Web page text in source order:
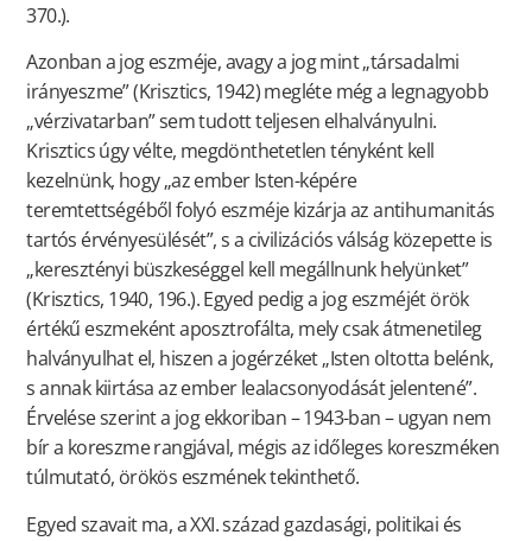
370.).
Azonban a jog eszméje, avagy a jog mint „társadalmi
irányeszme” (Krisztics, 1942) megléte még a legnagyobb
„vérzivatarban” sem tudott teljesen elhalványulni.
Krisztics úgy vélte, megdönthetetlen tényként kell
kezelnünk, hogy „az ember Isten-képére
teremtettségéből folyó eszméje kizárja az antihumanitás
tartós érvényesülését”, s a civilizációs válság közepette is
„keresztényi büszkeséggel kell megállnunk helyünket”
(Krisztics, 1940, 196.). Egyed pedig a jog eszméjét örök
értékű eszmeként aposztrofálta, mely csak átmenetileg
halványulhat el, hiszen a jogérzéket „Isten oltotta belénk,
s annak kiirtása az ember lealacsonyodását jelentené”.
Érvelése szerint a jog ekkoriban – 1943-ban – ugyan nem
bír a koreszme rangjával, mégis az időleges koreszméken
túlmutató, örökös eszmének tekinthető.
Egyed szavait ma, a XXI. század gazdasági, politikai és